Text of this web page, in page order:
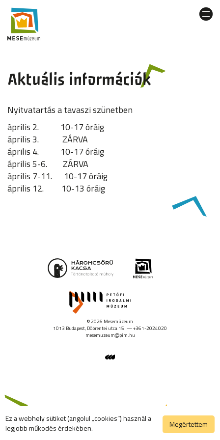
tartalomra
Aktuális információk
Nyitvatartás a tavaszi szünetben
április 2. 10-17 óráig
április 3. ZÁRVA
április 4. 10-17 óráig
április 5-6. ZÁRVA
április 7-11. 10-17 óráig
április 12. 10-13 óráig
© 2026 Mesemúzeum
1013 Budapest, Döbrentei utca 15. — +361-2024020
mesemuzeum@pim.hu
Ez a webhely sütiket (angolul „cookies”) használ a
legjobb működés érdekében.
Megértettem